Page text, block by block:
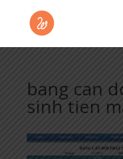
bang can
sinh tien